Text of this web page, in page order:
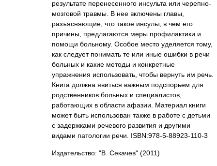
результате перенесенного инсульта или черепно-
мозговой травмы. В нее включены главы,
разъясняющие, что такое инсульт, в чем его
причины, предлагаются меры профилактики и
помощи больному. Особое место уделяется тому,
как следует понимать те или иные ошибки в речи
больных и какие методы и конкретные
упражнения использовать, чтобы вернуть им речь.
Книга должна явиться важным подспорьем для
родственников больных и специалистов,
работающих в области афазии. Материал книги
может быть использован также в работе с детьми
с задержками речевого развития и другими
видами патологии речи. ISBN:978-5-88923-110-3
Издательство: "В. Секачев" (2011)